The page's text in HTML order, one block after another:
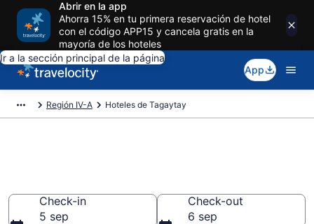
Abrir en la app
Ahorra 15% en tu primera reservación de hotel
con el código APP15 y cancela gratis en la
mayoría de los hoteles
Ir a la sección principal de la página
App
Región IV-A Hoteles de Tagaytay
Check-in
5 sep
Check-out
6 sep